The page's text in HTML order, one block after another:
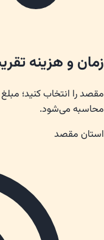
زمان و هزینه
مقصد را انتخاب کنید؛
محاسبه می‌شود.
استان مقصد